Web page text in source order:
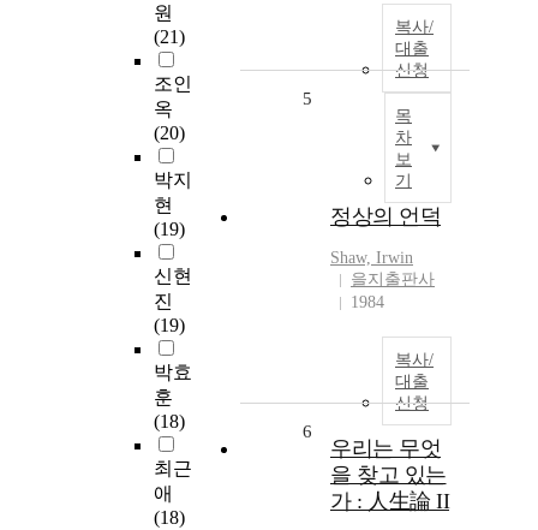
원
(21)
조인
옥
(20)
박지
현
(19)
신현
진
(19)
박효
훈
(18)
최근
애
(18)
복사/
대출
신청
목
차
보
기
5
정상의 언덕
Shaw, Irwin
을지출판사
1984
복사/
대출
신청
6
우리는 무엇
을 찾고 있는
가 : 人生論 II